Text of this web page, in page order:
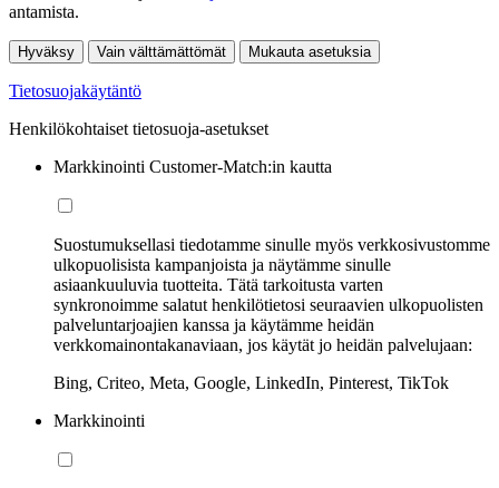
antamista.
Hyväksy Vain välttämättömät Mukauta asetuksia
Tietosuojakäytäntö
Henkilökohtaiset tietosuoja-asetukset
Markkinointi Customer-Match:in kautta
Suostumuksellasi tiedotamme sinulle myös verkkosivustomme
ulkopuolisista kampanjoista ja näytämme sinulle
asiaankuuluvia tuotteita. Tätä tarkoitusta varten
synkronoimme salatut henkilötietosi seuraavien ulkopuolisten
palveluntarjoajien kanssa ja käytämme heidän
verkkomainontakanaviaan, jos käytät jo heidän palvelujaan:
Bing, Criteo, Meta, Google, LinkedIn, Pinterest, TikTok
Markkinointi